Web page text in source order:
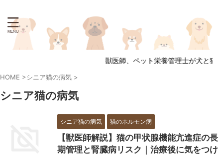
獣医師、ペット栄養管理士が犬と猫
HOME >シニア猫の病気 >
シニア猫の病気
シニア猫の病気 猫のホルモン病
【獣医師解説】猫の甲状腺機能亢進症の長
期管理と腎臓病リスク｜治療後に気をつけ